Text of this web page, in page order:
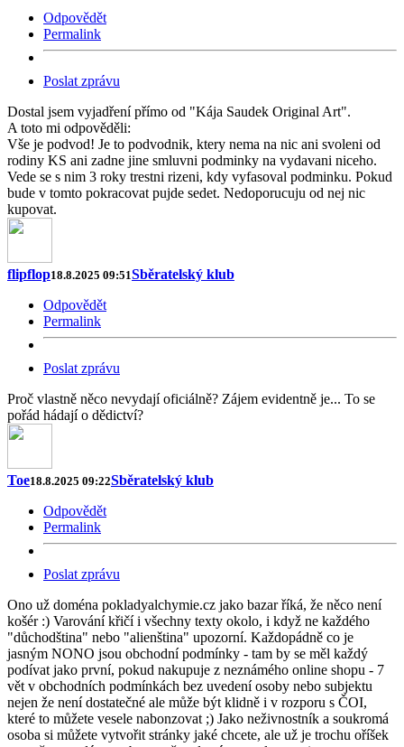
Odpovědět
Permalink
Poslat zprávu
Dostal jsem vyjadření přímo od "Kája Saudek Original Art".
A toto mi odpověděli:
Vše je podvod! Je to podvodnik, ktery nema na nic ani svoleni od
rodiny KS ani zadne jine smluvni podminky na vydavani niceho.
Vede se s nim 3 roky trestni rizeni, kdy vyfasoval podminku. Pokud
bude v tomto pokracovat pujde sedet. Nedoporucuju od nej nic
kupovat.
flipflop18.8.2025 09:51Sběratelský klub
Odpovědět
Permalink
Poslat zprávu
Proč vlastně něco nevydají oficiálně? Zájem evidentně je... To se
pořád hádají o dědictví?
Toe18.8.2025 09:22Sběratelský klub
Odpovědět
Permalink
Poslat zprávu
Ono už doména pokladyalchymie.cz jako bazar říká, že něco není
košér :) Varování křičí i všechny texty okolo, i když ne každého
"důchodština" nebo "alienština" upozorní. Každopádně co je
jasným NONO jsou obchodní podmínky - tam by se měl každý
podívat jako první, pokud nakupuje z neznámého online shopu - 7
vět v obchodních podmínkách bez uvedení osoby nebo subjektu
nejen že není dostatečné ale může být klidně i v rozporu s ČOI,
které to můžete vesele nabonzovat ;) Jako neživnostník a soukromá
osoba si můžete vytvořit stránky jaké chcete, ale už je trochu oříšek